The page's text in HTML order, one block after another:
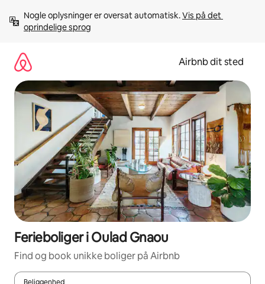
videre
Nogle oplysninger er oversat automatisk. Vis på det
oprindelige sprog
Airbnb dit sted
Ferieboliger i Oulad Gnaou
Find og book unikke boliger på Airbnb